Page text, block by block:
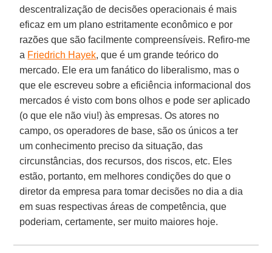
descentralização de decisões operacionais é mais
eficaz em um plano estritamente econômico e por
razões que são facilmente compreensíveis. Refiro-me
a Friedrich Hayek, que é um grande teórico do
mercado. Ele era um fanático do liberalismo, mas o
que ele escreveu sobre a eficiência informacional dos
mercados é visto com bons olhos e pode ser aplicado
(o que ele não viu!) às empresas. Os atores no
campo, os operadores de base, são os únicos a ter
um conhecimento preciso da situação, das
circunstâncias, dos recursos, dos riscos, etc. Eles
estão, portanto, em melhores condições do que o
diretor da empresa para tomar decisões no dia a dia
em suas respectivas áreas de competência, que
poderiam, certamente, ser muito maiores hoje.